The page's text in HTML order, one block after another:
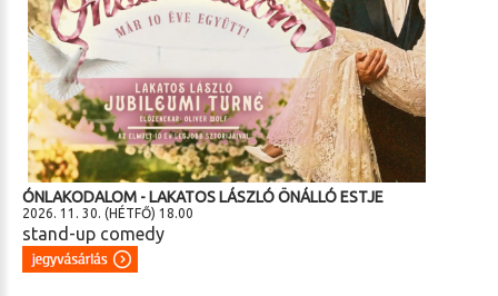
ÓNLAKODALOM - LAKATOS LÁSZLÓ ÖNÁLLÓ ESTJE
2026. 11. 30. (HÉTFŐ) 18.00
stand-up comedy